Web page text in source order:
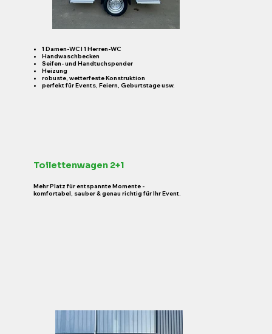
Mehr Platz für entspannte Momente -
komfortabel, sauber & genau richtig für Ihr Event.
Toilettenwagen 2+1
1 Damen-WC I 1 Herren-WC
​Handwaschbecken
Seifen- und Handtuchspender
Heizung
robuste, wetterfeste Konstruktion
perfekt für Events, Feiern, Geburtstage usw.